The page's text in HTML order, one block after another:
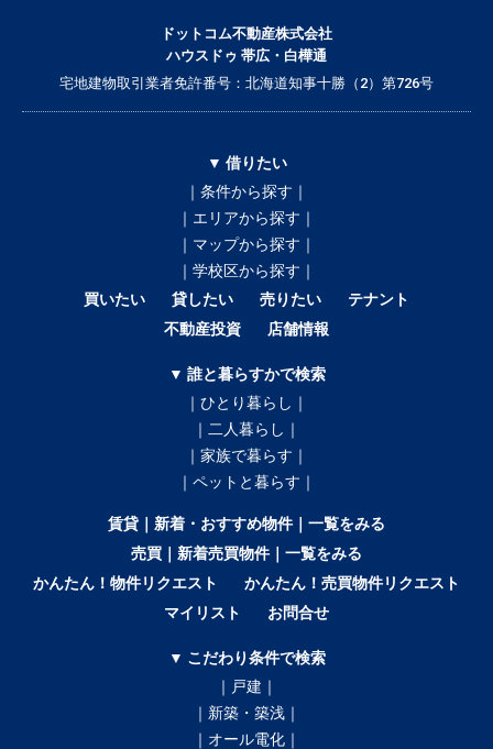
ドットコム不動産株式会社
ハウスドゥ 帯広・白樺通
宅地建物取引業者免許番号：北海道知事十勝（2）第726号
▼ 借りたい
｜条件から探す｜
｜エリアから探す｜
｜マップから探す｜
｜学校区から探す｜
買いたい
貸したい 売りたい
テナント
不動産投資
店舗情報
▼ 誰と暮らすかで検索
｜ひとり暮らし｜
｜二人暮らし｜
｜家族で暮らす｜
｜ペットと暮らす｜
賃貸｜新着・おすすめ物件｜一覧をみる
売買｜新着売買物件｜一覧をみる
かんたん！物件リクエスト
かんたん！売買物件リクエスト
マイリスト
お問合せ
▼ こだわり条件で検索
｜戸建｜
｜新築・築浅｜
｜オール電化｜